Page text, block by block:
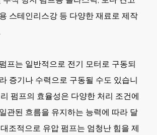
스테인리스강 등 다양한 재료로 제작
프는 일반적으로 전기 모터로 구동되
증기나 수력으로 구동될 수도 있습니
펌프의 효율성은 다양한 처리 조건에
관된 흐름을 유지하는 능력에 따라 달
조적으로 유압 펌프는 엄청난 힘을 제